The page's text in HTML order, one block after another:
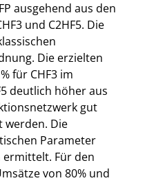
ausgehend aus den
und C2HF5. Die
Die erzielten
für CHF3 im
deutlich höher aus
gut
werden. Die
Parameter
Für den
von 80% und